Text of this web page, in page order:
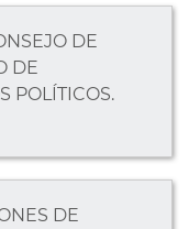
DE
DE
POLÍTICOS.
DE